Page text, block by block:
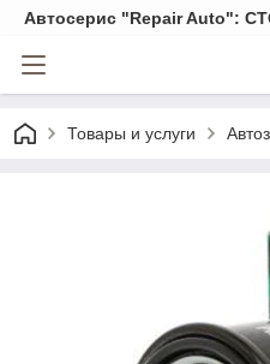
Автосерис "Repair Auto":
Товары и услуги